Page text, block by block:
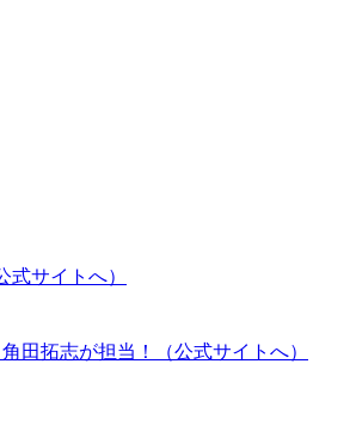
サイトへ）
田拓志が担当！（公式サイトへ）